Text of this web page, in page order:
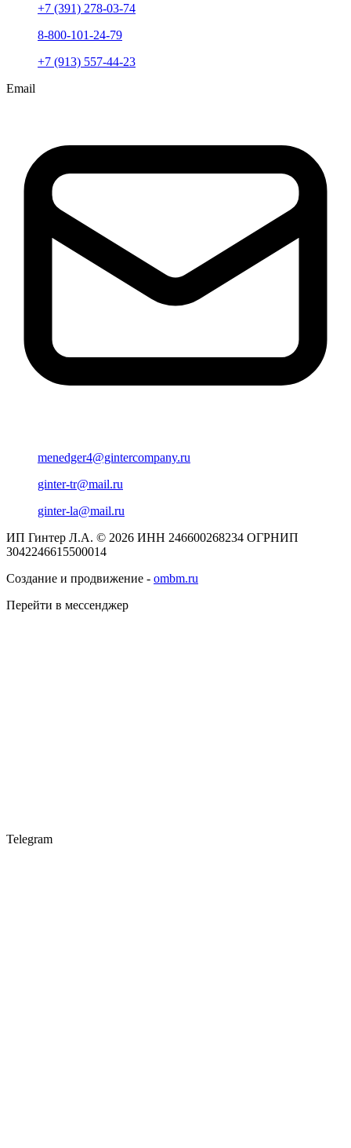
+7 (391) 278-03-74
8-800-101-24-79
+7 (913) 557-44-23
Email
menedger4@gintercompany.ru
ginter-tr@mail.ru
ginter-la@mail.ru
ИП Гинтер Л.А. © 2026 ИНН 246600268234 ОГРНИП
3042246615500014
Создание и продвижение - ombm.ru
Перейти в мессенджер
Telegram